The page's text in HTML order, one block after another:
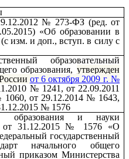
№ 273-ФЗ (ред. от
«Об образовании в
изм. и доп., вступ. в силу с
образовательный
образования, утвержден
от 6 октября 2009 г. №
№ 1241, от 22.09.2011
от 29.12.2014 № 1643,
№ 1576
образования и науки
от 31.12.2015 № 1576 «О
государственный
начального общего
приказом Министерства